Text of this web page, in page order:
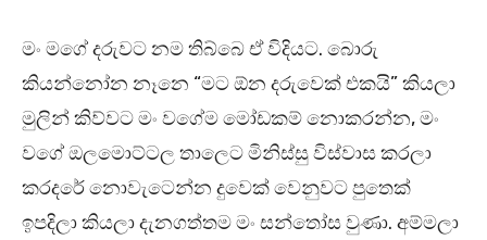
මං මගේ දරුවට නම තිබ්බෙ ඒ විදියට. බොරු
කියන්නෝන නෑනෙ “මට ඕන දරුවෙක් එකයි” කියලා
මුලින් කිව්වට මං වගේම මෝඩකම් නොකරන්න, මං
වගේ ඔලමොට්ටල තාලෙට මිනිස්සු විස්වාස කරලා
කරදරේ නොවැටෙන්න දුවෙක් වෙනුවට පුතෙක්
ඉපදිලා කියලා දැනගත්තම මං සන්තෝස වුණා. අම්මලා